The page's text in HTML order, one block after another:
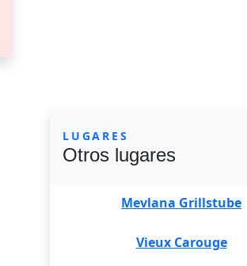
LUGARES
Otros lugares
Mevlana Grillstube
Vieux Carouge